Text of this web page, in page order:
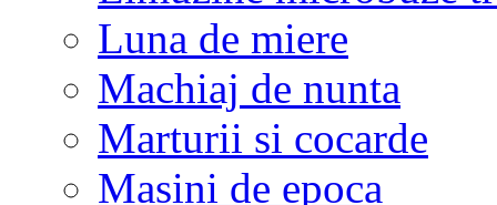
Luna de miere
Machiaj de nunta
Marturii si cocarde
Masini de epoca